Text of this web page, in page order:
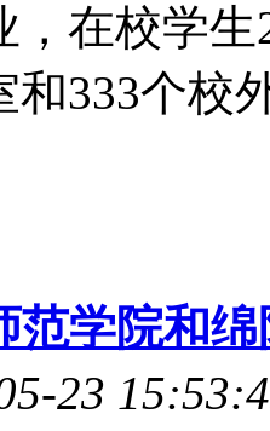
，在校学
和333个校
范学院和
23